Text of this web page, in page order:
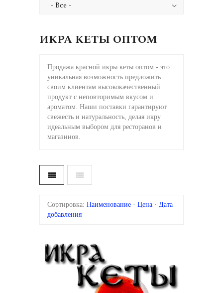
ИКРА КЕТЫ ОПТОМ
Продажа красной икры кеты оптом - это
уникальная возможность предложить
своим клиентам высококачественный
продукт с неповторимым вкусом и
ароматом. Наши поставки гарантируют
свежесть и натуральность, делая икру
идеальным выбором для ресторанов и
магазинов.
Сортировка: Наименование · Цена · Дата
добавления